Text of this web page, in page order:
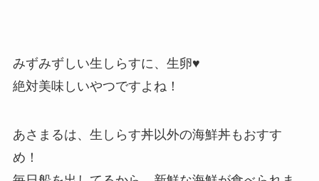
みずみずしい生しらすに、生卵♥
絶対美味しいやつですよね！
あさまるは、生しらす丼以外の海鮮丼もおすす
め！